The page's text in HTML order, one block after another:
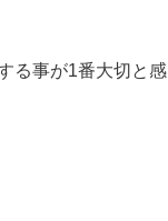
る事が1番大切と感